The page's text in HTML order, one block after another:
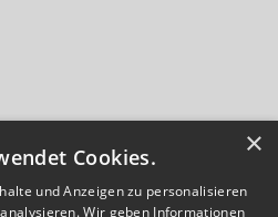
×
Cookies.
und Anzeigen zu personalisieren
Wir geben Informationen